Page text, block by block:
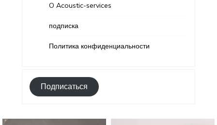
O Acoustic-services
подписка
Политика конфиденциальности
Подписаться